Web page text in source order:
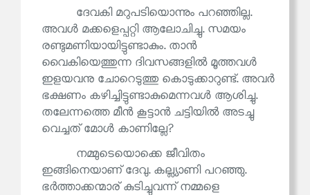
ദേവകി മറുപടിയൊന്നും പറഞ്ഞില്ല.
അവൾ മക്കളെപ്പറ്റി ആലോചിച്ചു. സമയം
രണ്ടുമണിയായിട്ടുണ്ടാകും. താൻ
വൈകിയെത്തുന്ന ദിവസങ്ങളിൽ മൂത്തവൾ
ഇളയവനു ചോറെടുത്തു കൊടുക്കാറുണ്ട്. അവർ
ഭക്ഷണം കഴിച്ചിട്ടുണ്ടാകുമെന്നവൾ ആശിച്ചു.
തലേന്നത്തെ മീൻ കൂട്ടാൻ ചട്ടിയിൽ അടച്ചു
വെച്ചത് മോൾ കാണില്ലേ?
നമ്മുടെയൊക്കെ ജീവിതം
ഇങ്ങിനെയാണ് ദേവു. കല്ല്യാണി പറഞ്ഞു.
ഭർത്താക്കന്മാര് കുടിച്ചുവന്ന് നമ്മളെ